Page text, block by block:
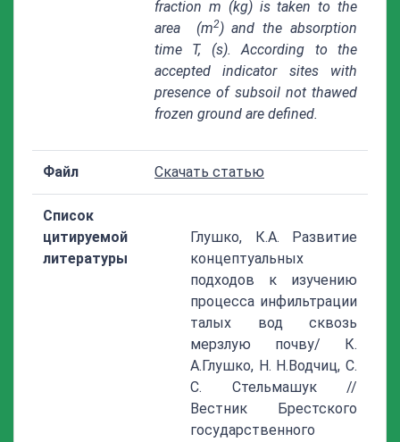
fraction m (kg) is taken to the
area
(m2) and the absorption
time T, (s). According to the
accepted indicator sites with
presence of subsoil not thawed
frozen ground are defined.
Файл Скачать статью
Список
цитируемой
литературы
Глушко, К.А. Развитие
концептуальных
подходов к изучению
процесса инфильтрации
талых вод сквозь
мерзлую почву/ К.
А.Глушко, Н. Н.Водчиц, С.
С. Стельмашук //
Вестник Брестского
государственного